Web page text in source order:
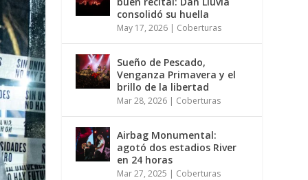
consolidó su huella
May 17, 2026 | Coberturas
Sueño de Pescado,
Venganza Primavera y el
brillo de la libertad
Mar 28, 2026 | Coberturas
Airbag Monumental:
agotó dos estadios River
en 24 horas
Mar 27, 2025 | Coberturas